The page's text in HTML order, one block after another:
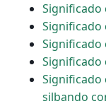
Significado
Significado
Significado
Significado
Significado
silbando